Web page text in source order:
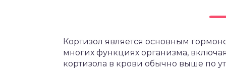
Кортизол является основным
многих функциях организма,
кортизола в крови обычно выше по